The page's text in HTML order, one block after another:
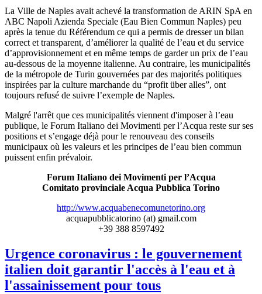
La Ville de Naples avait achevé la transformation de ARIN SpA en
ABC Napoli Azienda Speciale (Eau Bien Commun Naples) peu
après la tenue du Référendum ce qui a permis de dresser un bilan
correct et transparent, d’améliorer la qualité de l’eau et du service
d’approvisionnement et en même temps de garder un prix de l’eau
au-dessous de la moyenne italienne. Au contraire, les municipalités
de la métropole de Turin gouvernées par des majorités politiques
inspirées par la culture marchande du “profit über alles”, ont
toujours refusé de suivre l’exemple de Naples.
Malgré l'arrêt que ces municipalités viennent d'imposer à l’eau
publique, le Forum Italiano dei Movimenti per l’Acqua reste sur ses
positions et s’engage déjà pour le renouveau des conseils
municipaux où les valeurs et les principes de l’eau bien commun
puissent enfin prévaloir.
Forum Italiano dei Movimenti per l’Acqua
Comitato provinciale Acqua Pubblica Torino
http://www.acquabenecomunetorino.org
acquapubblicatorino (at) gmail.com
+39 388 8597492
Urgence coronavirus : le gouvernement
italien doit garantir l'accès à l'eau et à
l'assainissement pour tous